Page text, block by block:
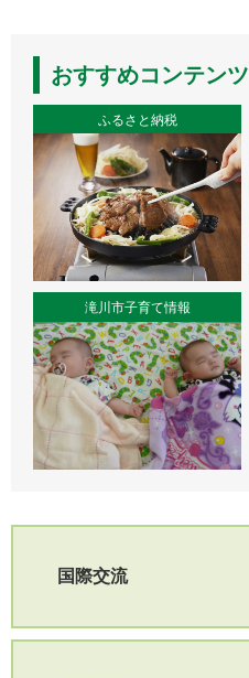
おすすめコンテンツ
ふるさと納税
滝川市子育て情報
国際交流